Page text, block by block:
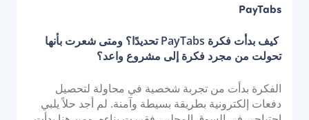
PayTabs
كيف بدأت فكرة PayTabs تحديدًا؟ ومتى شعرت بأنها
تحولت من مجرد فكرة إلى مشروع واعد؟
الفكرة بدأت من تجربة شخصية في محاولة لتحصيل
دفعات إلكترونية بطريقة بسيطة وآمنة. لم أجد حلاً يلبي